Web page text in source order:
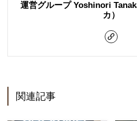
運営グループ Yoshinori
カ）
関連記事